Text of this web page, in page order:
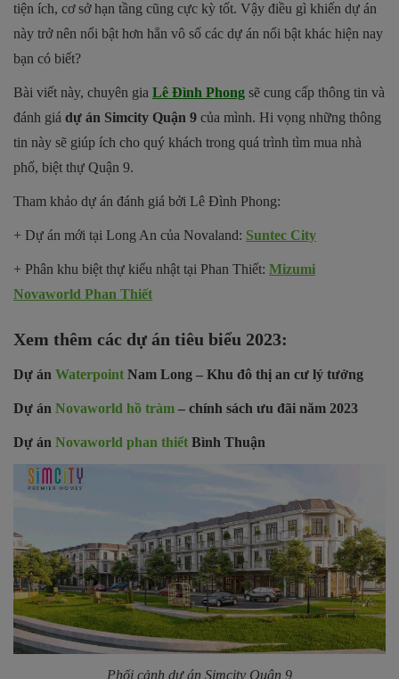
tiện ích, cơ sở hạn tầng cũng cực kỳ tốt. Vậy điều gì khiến dự án
này trở nên nổi bật hơn hẳn vô số các dự án nổi bật khác hiện nay
bạn có biết?
Bài viết này, chuyên gia Lê Đình Phong sẽ cung cấp thông tin và
đánh giá dự án Simcity Quận 9 của mình. Hi vọng những thông
tin này sẽ giúp ích cho quý khách trong quá trình tìm mua nhà
phố, biệt thự Quận 9.
Tham khảo dự án đánh giá bởi Lê Đình Phong:
+ Dự án mới tại Long An của Novaland: Suntec City
+ Phân khu biệt thự kiểu nhật tại Phan Thiết: Mizumi
Novaworld Phan Thiết
Xem thêm các dự án tiêu biểu 2023:
Dự án Waterpoint Nam Long – Khu đô thị an cư lý tưởng
Dự án Novaworld hồ tràm – chính sách ưu đãi năm 2023
Dự án Novaworld phan thiết Bình Thuận
Phối cảnh dự án Simcity Quận 9